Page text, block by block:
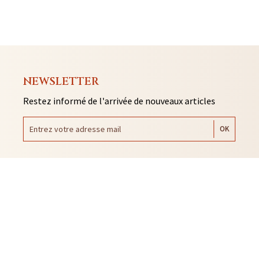
NEWSLETTER
Restez informé de l'arrivée de nouveaux articles